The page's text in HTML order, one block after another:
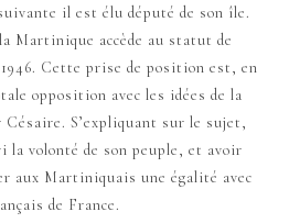
il est élu député de son île.
Martinique accède au statut de
Cette prise de position est, en
opposition avec les idées de la
Césaire. S’expliquant sur le sujet,
la volonté de son peuple, et avoir
aux Martiniquais une égalité avec
de France.